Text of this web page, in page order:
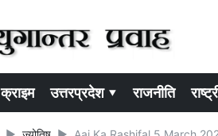
क्राइम उत्तरप्रदेश ▾ राजनीति